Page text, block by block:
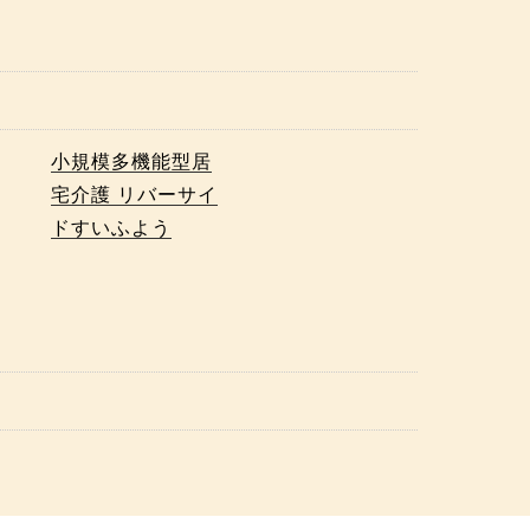
小規模多機能型居
宅介護 リバーサイ
ドすいふよう